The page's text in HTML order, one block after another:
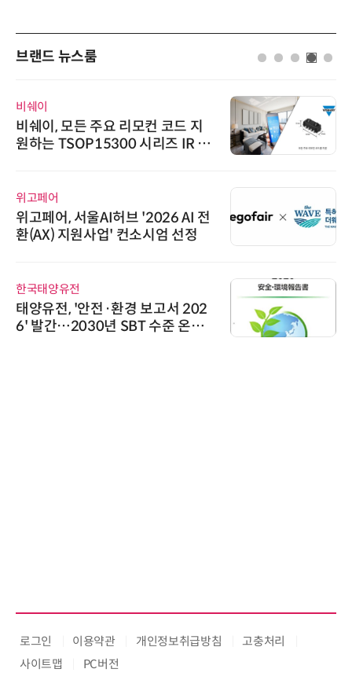
브랜드 뉴스룸
비쉐이
비쉐이, 모든 주요 리모컨 코드 지
원하는 TSOP15300 시리즈 IR 수
위고페어
위고페어, 서울AI허브 '2026 AI 전
환(AX) 지원사업' 컨소시엄 선정
한국태양유전
태양유전, '안전·환경 보고서 202
6' 발간…2030년 SBT 수준 온실
로그인 이용약관 개인정보취급방침
고충처리
사이트맵
PC버전